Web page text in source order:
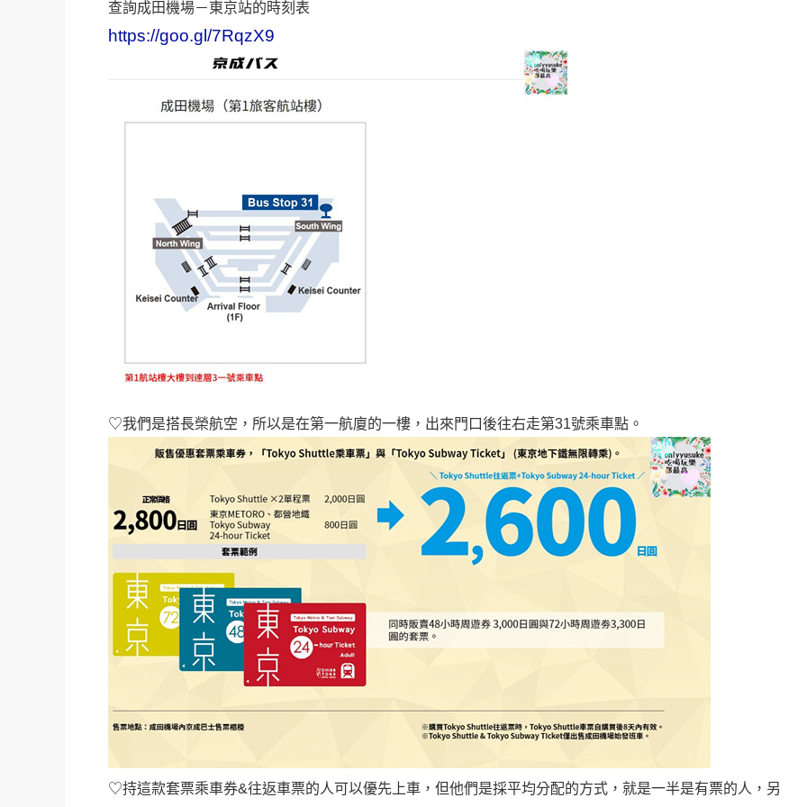
查詢成田機場－東京站的時刻表
https://goo.gl/7RqzX9
♡我們是搭長榮航空，所以是在第一航廈的一樓，出來門口後往右走第31號乘車點。
♡持這款套票乘車券&往返車票的人可以優先上車，但他們是採平均分配的方式，就是一半是有票的人，另